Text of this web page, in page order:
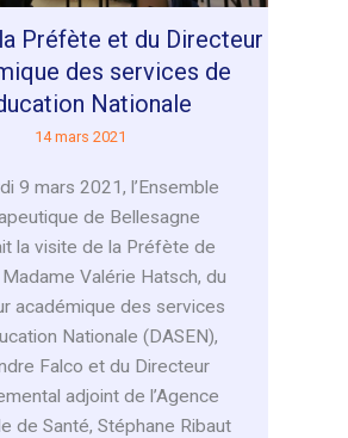
Préfète et du Directeur
des services de
Nationale
14 mars 2021
9 mars 2021, l’Ensemble
de Bellesagne
la visite de la Préfète de
Valérie Hatsch, du
académique des services
Nationale (DASEN),
Falco et du Directeur
adjoint de l’Agence
de Santé, Stéphane Ribaut